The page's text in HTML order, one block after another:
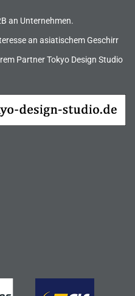
an Unternehmen.
an asiatischem Geschirr
Partner Tokyo Design Studio